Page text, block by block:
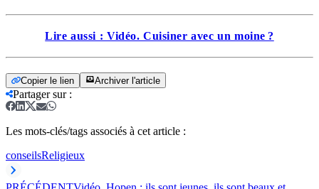
Lire aussi : Vidéo. Cuisiner avec un moine ?
Copier le lien Archiver l'article
Partager sur:
Les mots-clés/tags associés à cet article :
conseilsReligieux